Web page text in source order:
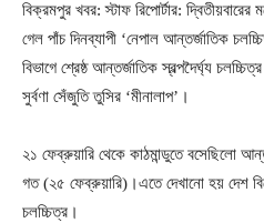
বিক্রমপুর খবর: স্টাফ রিপোর্টার: দ্বিতীয়বারের
গেল পাঁচ দিনব্যাপী ‘নেপাল আন্তর্জাতিক
বিভাগে শ্রেষ্ঠ আন্তর্জাতিক স্বল্পদৈর্ঘ্য
সুর্বণা সেঁজুতি তুসির ‘মীনালাপ’।
২১ ফেব্রুয়ারি থেকে কাঠমান্ডুতে বসেছিলো
গত (২৫ ফেব্রুয়ারি)।এতে দেখানো হয় দেশ
চলচ্চিত্র।